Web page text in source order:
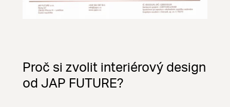
Proč si zvolit interiérový design
od JAP FUTURE?